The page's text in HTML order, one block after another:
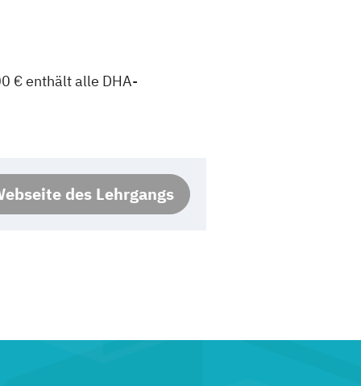
€ enthält alle DHA-
des Lehrgangs